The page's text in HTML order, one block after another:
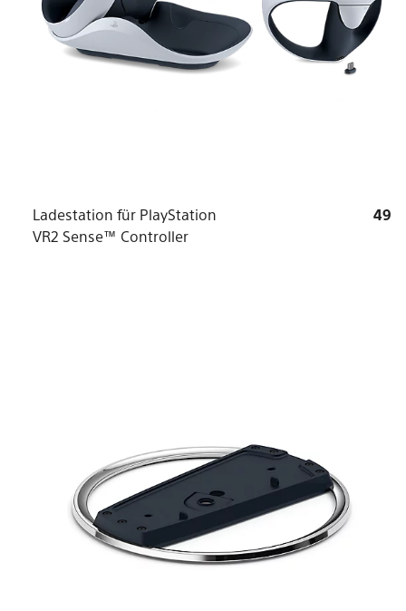
Ladestation für PlayStation
VR2 Sense™ Controller
49